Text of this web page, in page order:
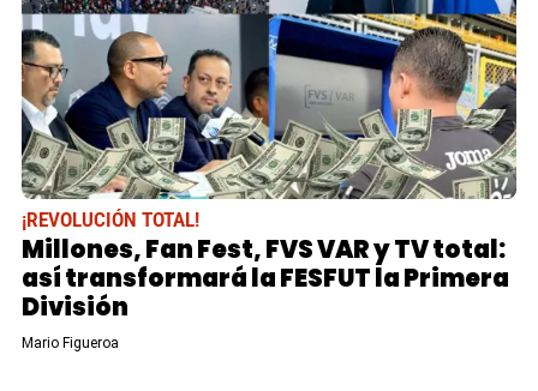
¡REVOLUCIÓN TOTAL!
Millones, Fan Fest, FVS VAR y TV total:
así transformará la FESFUT la Primera
División
Mario Figueroa